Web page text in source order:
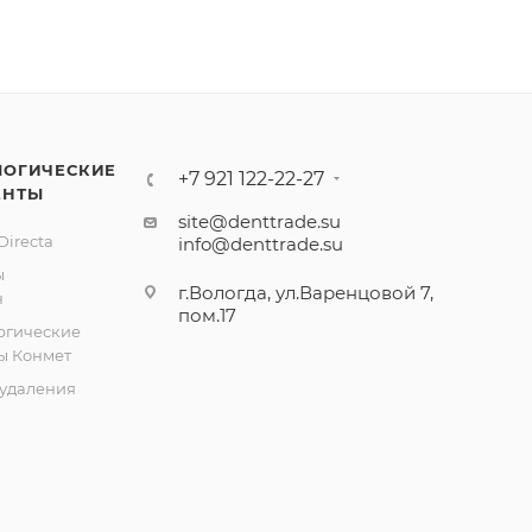
Конмет
+7 921 122-22-27
site@denttrade.su
info@denttrade.su
г.Вологда, ул.Варенцовой 7,
пом.17